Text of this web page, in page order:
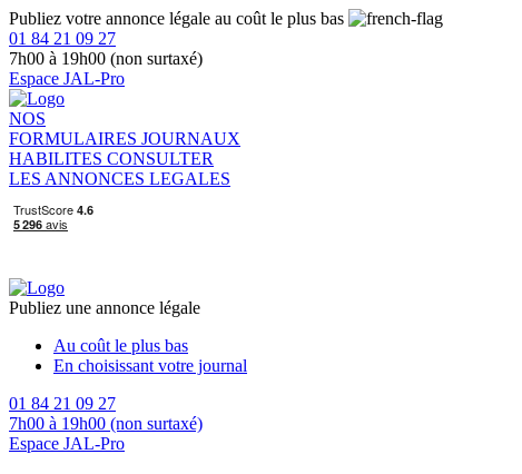
Publiez votre annonce légale au coût le plus bas
01 84 21 09 27
7h00 à 19h00 (non surtaxé)
Espace JAL-Pro
NOS
FORMULAIRES JOURNAUX
HABILITES CONSULTER
LES ANNONCES LEGALES
Publiez une annonce légale
Au coût le plus bas
En choisissant votre journal
01 84 21 09 27
7h00 à 19h00 (non surtaxé)
Espace JAL-Pro